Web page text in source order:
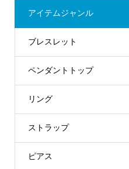
アイテムジャンル
ブレスレット
ペンダントトップ
リング
ストラップ
ピアス